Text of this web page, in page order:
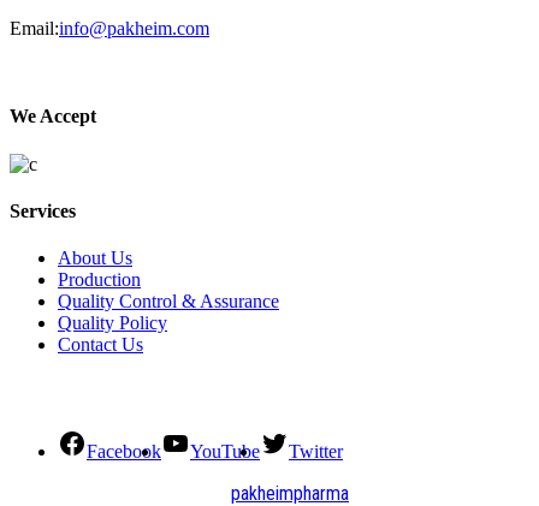
Email:info@pakheim.com
We Accept
Services
About Us
Production
Quality Control & Assurance
Quality Policy
Contact Us
Facebook YouTube Twitter
pakheimpharma